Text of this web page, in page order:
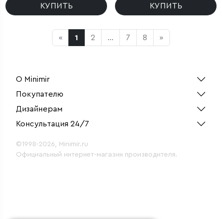
КУПИТЬ КУПИТЬ
« 1 2 ... 7 8 »
О Minimir
Покупателю
Дизайнерам
Консультация 24/7
©1998-2026, Minimir.ru
Официальный интернет-магазин производителя.